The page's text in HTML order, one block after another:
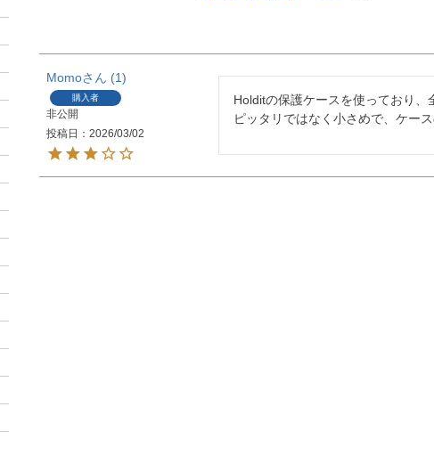
Momo 1
購入者
非公開
投稿日
2026/03/02
Holditの保護ケースを使っており
ピッタリではなく小さめで、ケー